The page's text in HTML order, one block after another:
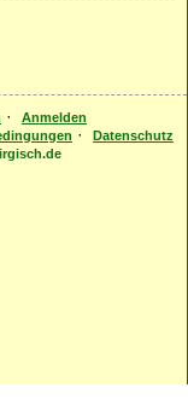
·
Anmelden
·
Datenschutz